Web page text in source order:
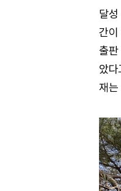
달
간이
출판
았
재는